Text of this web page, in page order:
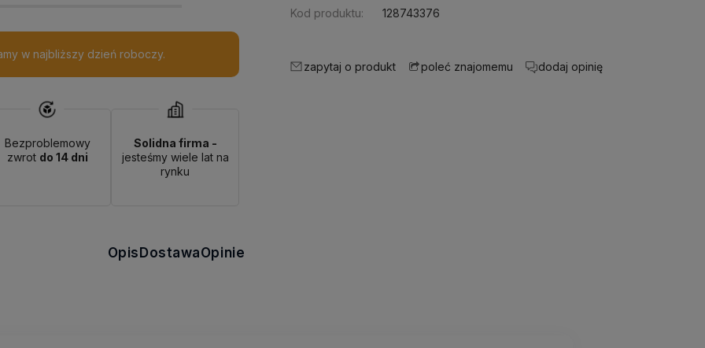
w najbliższy dzień roboczy.
Bezproblemowy
zwrot do 14 dni
Solidna firma -
jesteśmy wiele lat na
rynku
Kod produktu: 128743376
zapytaj o produkt poleć znajomemu dodaj opinię
OpisDostawaOpinie